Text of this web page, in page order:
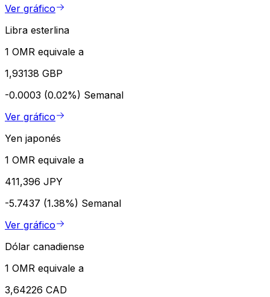
Ver gráfico
Libra esterlina
1 OMR equivale a
1,93138 GBP
-0.0003 (0.02%) Semanal
Ver gráfico
Yen japonés
1 OMR equivale a
411,396 JPY
-5.7437 (1.38%) Semanal
Ver gráfico
Dólar canadiense
1 OMR equivale a
3,64226 CAD